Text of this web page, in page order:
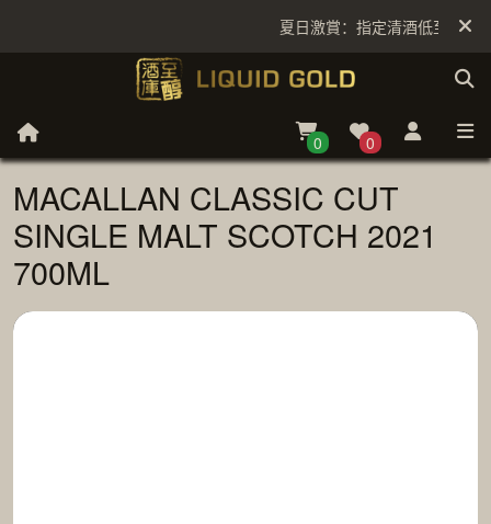
夏日激賞：指定清酒低至6折
0 0
MACALLAN CLASSIC CUT
SINGLE MALT SCOTCH 2021
700ML